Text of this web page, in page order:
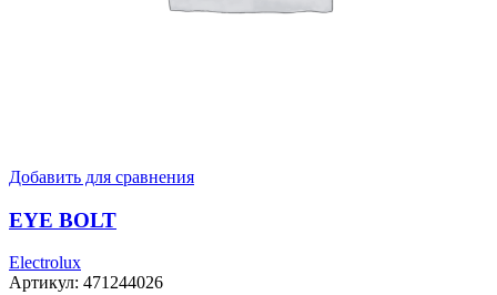
Добавить для сравнения
EYE BOLT
Electrolux
Артикул: 471244026